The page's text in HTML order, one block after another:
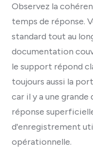
Observez la
temps de réponse.
standard tout au
documentation
le support répond
toujours aussi la
car il y a une
réponse
d'enregistrement
opérationnelle.